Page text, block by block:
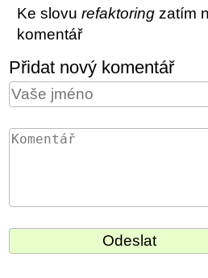
Ke slovurefaktoring zatím
komentář
Přidat nový komentář